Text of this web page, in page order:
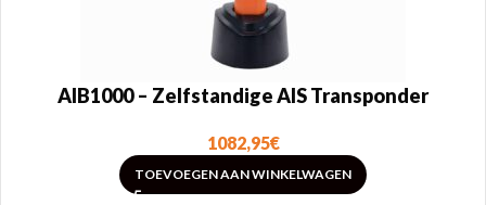
AIB1000 – Zelfstandige AIS Transponder
1082,95€
TOEVOEGEN AAN WINKELWAGEN